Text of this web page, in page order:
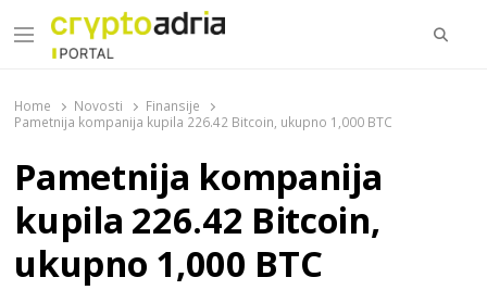
Menu
Home Novosti
Finansije
Pametnija kompanija kupila 226.42 Bitcoin, ukupno 1,000 BTC
Pametnija kompanija
kupila 226.42 Bitcoin,
ukupno 1,000 BTC